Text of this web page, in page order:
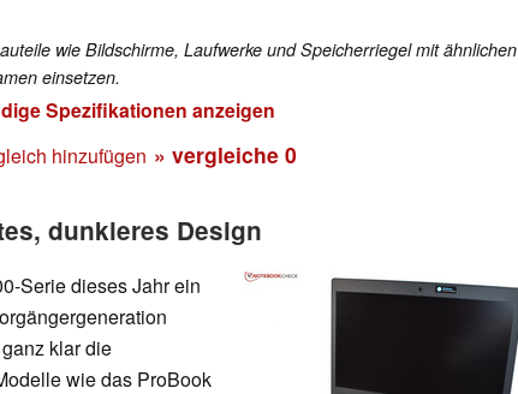
wie Bildschirme, Laufwerke und Speicherriegel mit ähnlichen
einsetzen.
Spezifikationen anzeigen
hinzufügen » vergleiche 0
dunkleres Design
Serie dieses Jahr ein
klar die
wie das ProBook